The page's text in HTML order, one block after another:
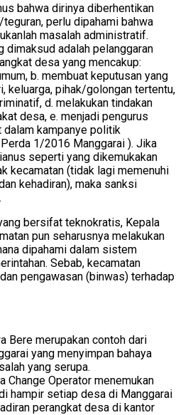
bahwa dirinya diberhentikan
perlu dipahami bahwa
masalah administratif.
dimaksud adalah pelanggaran
desa yang mencakup:
b. membuat keputusan yang
keluarga, pihak/golongan tertentu,
d. melakukan tindakan
desa, e. menjadi pengurus
kampanye politik
1/2016 Manggarai ). Jika
seperti yang dikemukakan
kecamatan (tidak lagi memenuhi
kehadiran), maka sanksi
bersifat teknokratis, Kepala
pun seharusnya melakukan
dipahami dalam sistem
Sebab, kecamatan
pengawasan (binwas) terhadap
Bere merupakan contoh dari
yang menyimpan bahaya
yang serupa.
Change Operator menemukan
hampir setiap desa di Manggarai
perangkat desa di kantor